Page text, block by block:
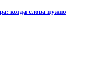
когда слова нужно